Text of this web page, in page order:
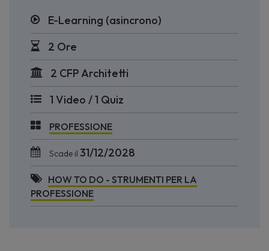
E-Learning (asincrono)
2 Ore
2 CFP Architetti
1 Video / 1 Quiz
PROFESSIONE
Scade il 31/12/2028
HOW TO DO - STRUMENTI PER LA
PROFESSIONE